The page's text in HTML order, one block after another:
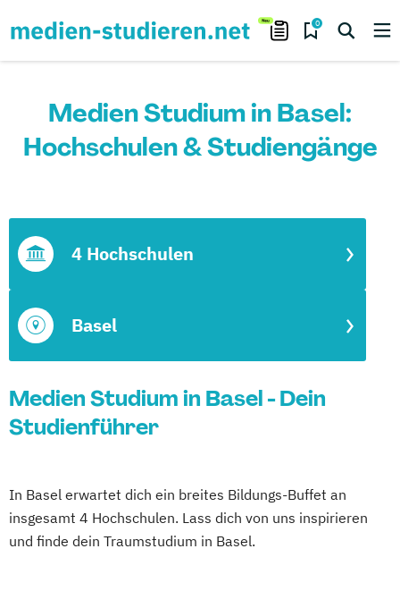
0
Medien Studium in Basel:
Hochschulen & Studiengänge
Basel
4 Hochschulen
Medien Studium in Basel - Dein
Studienführer
In Basel erwartet dich ein breites Bildungs-Buffet an
insgesamt 4 Hochschulen. Lass dich von uns inspirieren
und finde dein Traumstudium in Basel.